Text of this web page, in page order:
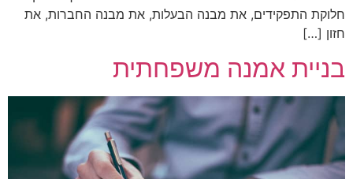
חלוקת התפקידים, את מבנה הבעלות, את מבנה החברות, את
חזון […]
בניית אמנה משפחתית